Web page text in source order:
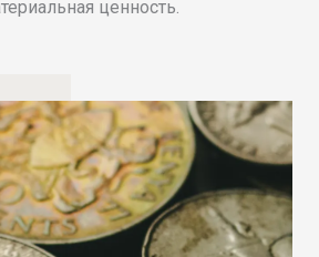
ценность.